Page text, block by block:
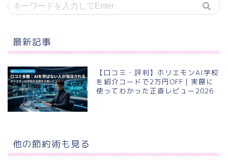
最新記事
【口コミ・評判】ホリエモンAI学校
を紹介コードで2万円OFF｜実際に
使ってわかった正直レビュー2026
他の節約術も見る